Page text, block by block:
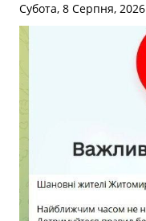
Субота, 8 Серпня, 2026